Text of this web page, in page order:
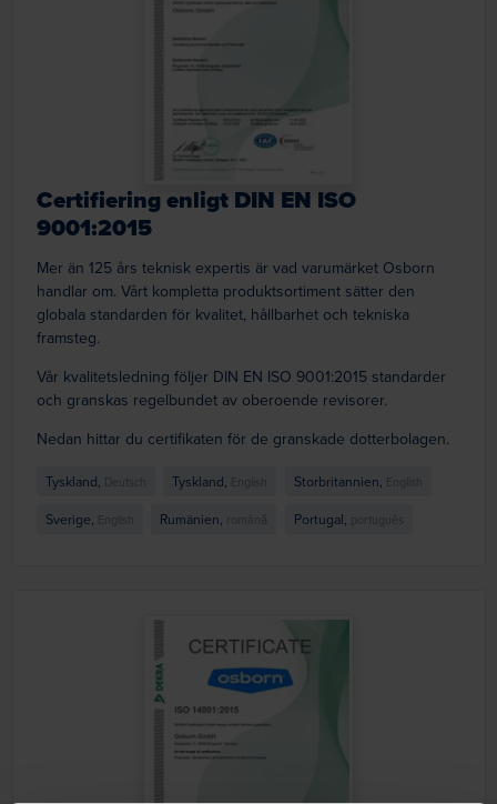
Certifiering enligt DIN EN ISO
9001:2015
Mer än 125 års teknisk expertis är vad varumärket Osborn
handlar om. Vårt kompletta produktsortiment sätter den
globala standarden för kvalitet, hållbarhet och tekniska
framsteg.
Vår kvalitetsledning följer DIN EN ISO 9001:2015 standarder
och granskas regelbundet av oberoende revisorer.
Nedan hittar du certifikaten för de granskade dotterbolagen.
Tyskland, Deutsch Tyskland, English Storbritannien, English
Sverige, English Rumänien, română Portugal, português